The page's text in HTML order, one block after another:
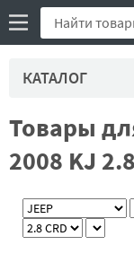
КАТАЛОГ
Товары
2008 KJ